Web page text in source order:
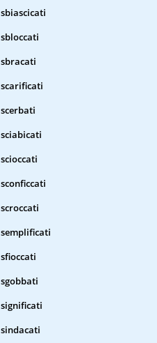
sbiascicati
sbloccati
sbracati
scarificati
scerbati
sciabicati
scioccati
sconficcati
scroccati
semplificati
sfioccati
sgobbati
significati
sindacati